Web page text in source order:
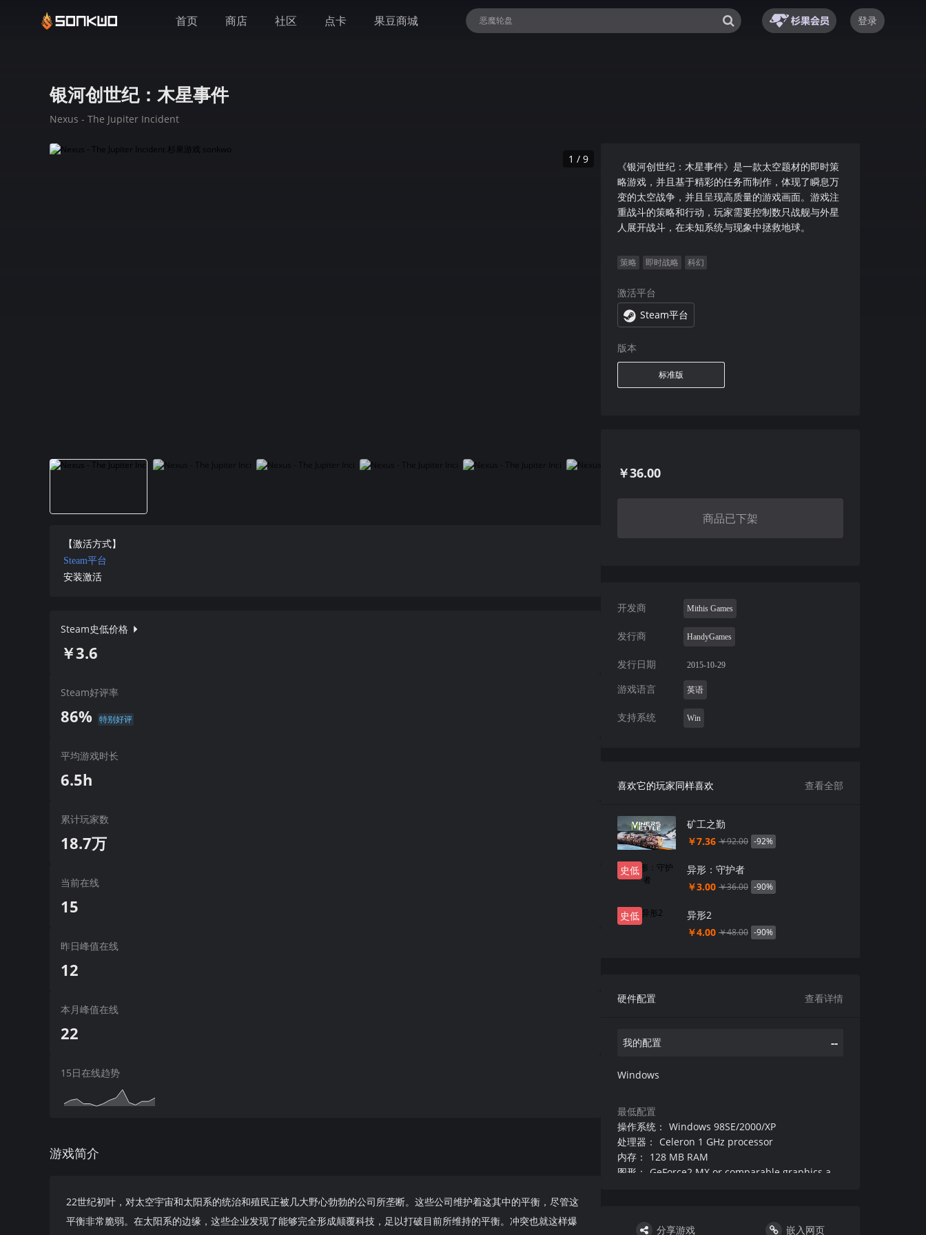
首页 商店 社区 点卡 果豆商城 恶魔轮盘 登录
银河创世纪：木星事件
Nexus - The Jupiter Incident
1 / 9
【激活方式】
Steam平台
安装激活
Steam史低价格
￥3.6
Steam好评率
86% 特别好评
平均游戏时长
6.5h
累计玩家数
18.7万
当前在线
15
昨日峰值在线
12
本月峰值在线
22
15日在线趋势
游戏简介
22世纪初叶，对太空宇宙和太阳系的统治和殖民正被几大野心勃勃的公司所垄断。这些公司维护着这其中的平衡，尽管这
平衡非常脆弱。在太阳系的边缘，这些企业发现了能够完全形成颠覆科技，足以打破目前所维持的平衡。冲突也就这样爆
《银河创世纪：木星事件》是一款太空题材的即时策
略游戏，并且基于精彩的任务而制作，体现了瞬息万
变的太空战争，并且呈现高质量的游戏画面。游戏注
重战斗的策略和行动，玩家需要控制数只战舰与外星
人展开战斗，在未知系统与现象中拯救地球。
策略 即时战略 科幻
激活平台
Steam平台
版本
标准版
￥36.00
商品已下架
开发商 Mithis Games
发行商 HandyGames
发行日期 2015-10-29
游戏语言 英语
支持系统 Win
喜欢它的玩家同样喜欢 查看全部
矿工之勤
￥7.36 ￥92.00 -92%
异形：守护者
￥3.00 ￥36.00 -90%
史低
异形2
￥4.00 ￥48.00 -90%
史低
硬件配置 查看详情
我的配置 --
Windows
最低配置
操作系统 ： Windows 98SE/2000/XP
处理器 ：
Celeron 1 GHz processor
内存 ：
128 MB RAM
图形 ：
GeForce2 MX or comparable graphics adapter
分享游戏 嵌入网页